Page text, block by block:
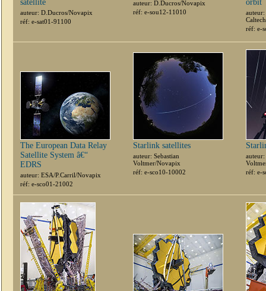
satellite
auteur: D.Ducros/Novapix
réf: e-sat01-91100
auteur: D.Ducros/Novapix
réf: e-sou12-11010
orbit
auteur:
réf: e-
The European Data Relay
Satellite System â€“
EDRS
auteur: ESA/P.Carril/Novapix
réf: e-sco01-21002
Starlink satellites
auteur: Sebastian
Voltmer/Novapix
réf: e-sco10-10002
auteur:
réf: e-